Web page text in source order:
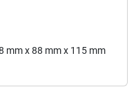
mm x 88 mm x 115 mm